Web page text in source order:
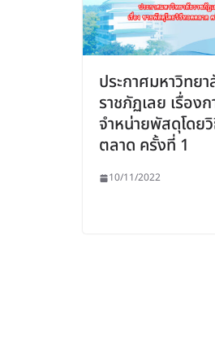
ประกาศมหาวิทย
ราชภัฏเลย เรื่องก
จำหน่ายพัสดุโดย
ตลาด ครั้งที่ 1
10/11/2022